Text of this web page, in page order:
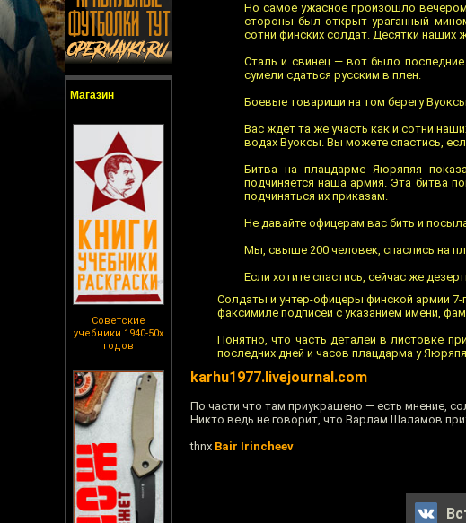
Магазин
Советские
учебники 1940-50х
годов
Но самое ужасное произошло
стороны был открыт ураганный
сотни финских солдат. Десятки наших
Сталь и свинец — вот было
сумели сдаться русским в плен.
Боевые товарищи на том берегу
Вас ждет та же участь как и сотни
водах Вуоксы. Вы можете спастись,
Битва на плацдарме Яюряпяя
подчиняется наша армия. Эта битва
подчиняться их приказам.
Не давайте офицерам вас бить и
Мы, свыше 200 человек, спаслись на
Если хотите спастись, сейчас же
Солдаты и унтер-офицеры финской армии 7-
факсимиле подписей с указанием имени,
Понятно, что часть деталей в листовке
последних дней и часов плацдарма у
karhu1977.livejournal.com
По части что там приукрашено — есть мнение,
Никто ведь не говорит, что Варлам Шаламов
thnx Bair Irincheev